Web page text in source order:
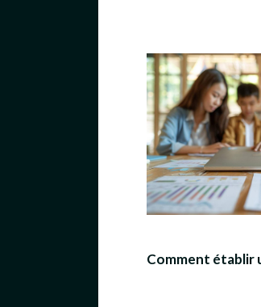
Comment établir